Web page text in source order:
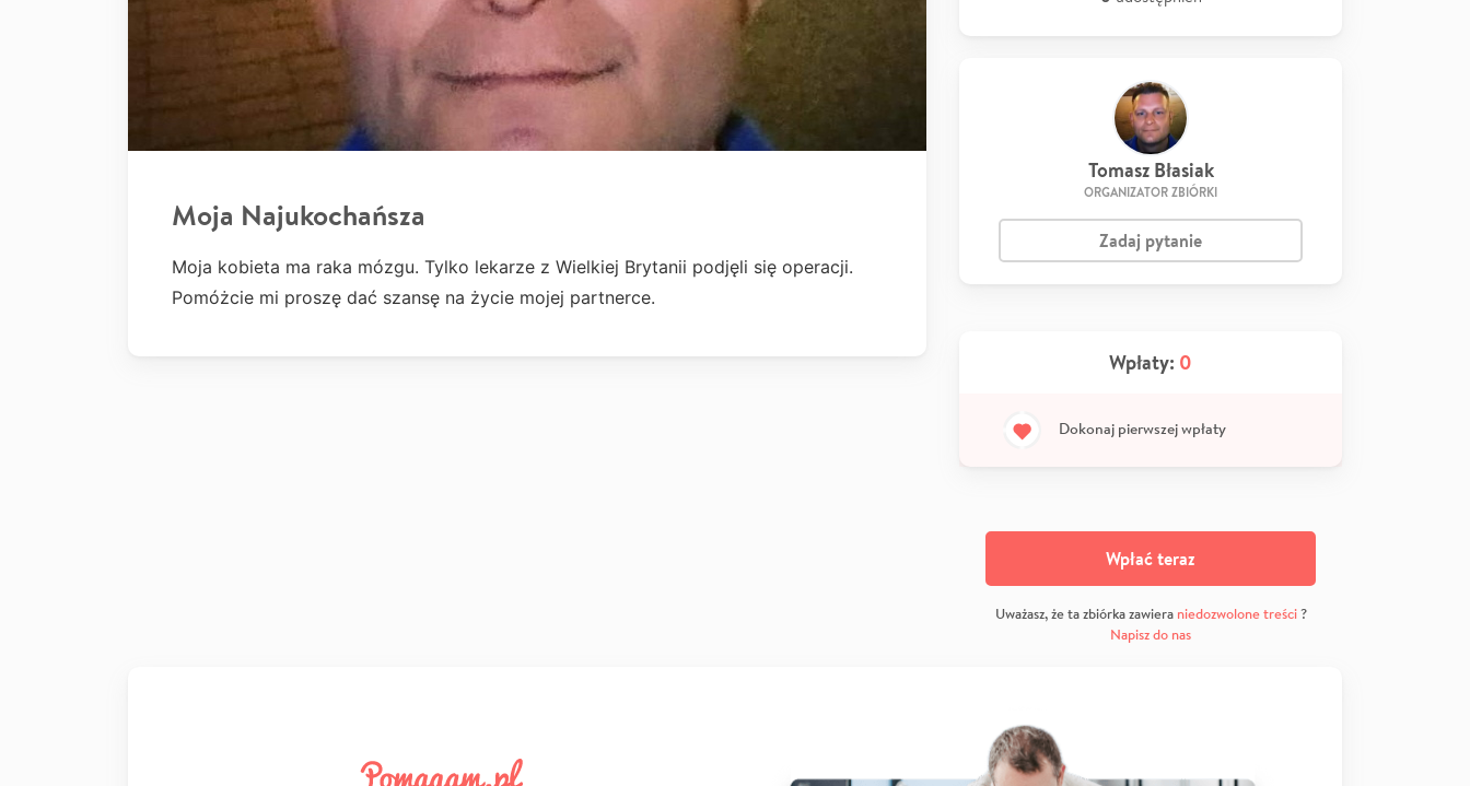
Moja Najukochańsza
Moja kobieta ma raka mózgu. Tylko lekarze z Wielkiej Brytanii podjęli się operacji.
Pomóżcie mi proszę dać szansę na życie mojej partnerce.
Tomasz Błasiak
ORGANIZATOR ZBIÓRKI
Zadaj pytanie
Wpłaty: 0
Dokonaj pierwszej wpłaty
Wpłać teraz
Uważasz, że ta zbiórka zawiera niedozwolone treści?
Napisz do nas